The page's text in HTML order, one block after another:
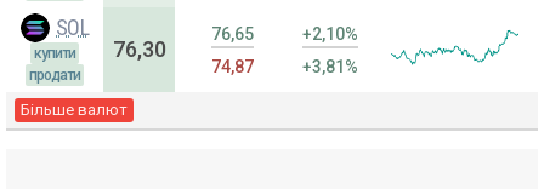
SOL
купити
продати
76,30
76,65
74,87
+2,10%
+3,81%
Більше валют